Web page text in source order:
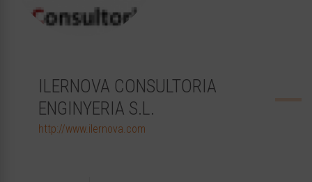
ILERNOVA CONSULTORIA
ENGINYERIA S.L.
http://www.ilernova.com